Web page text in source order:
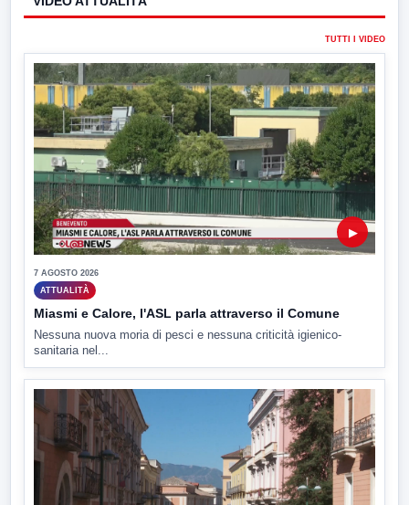
TUTTI I VIDEO
▶
7 AGOSTO 2026
ATTUALITÀ
Miasmi e Calore, l'ASL parla attraverso il Comune
Nessuna nuova moria di pesci e nessuna criticità igienico-
sanitaria nel...